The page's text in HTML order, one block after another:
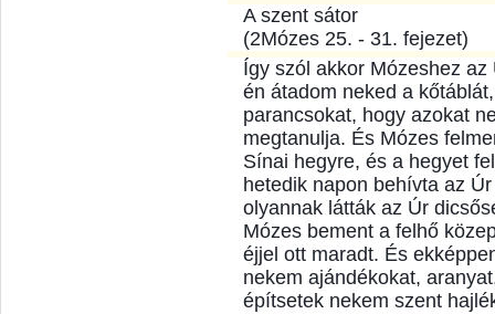
A szent sátor
(2Mózes 25. - 31. fejezet)
Így szól akkor Mózeshez
én átadom neked a
parancsokat, hogy azokat
megtanulja. És Mózes
Sínai hegyre, és a hegyet
hetedik napon behívta az
olyannak látták az Úr
Mózes bement a felhő
éjjel ott maradt. És
nekem ajándékokat,
építsetek nekem szent